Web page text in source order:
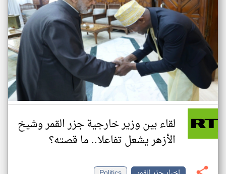
لقاء بين وزير خارجية جزر القمر وشيخ
الأزهر يشعل تفاعلا.. ما قصته؟